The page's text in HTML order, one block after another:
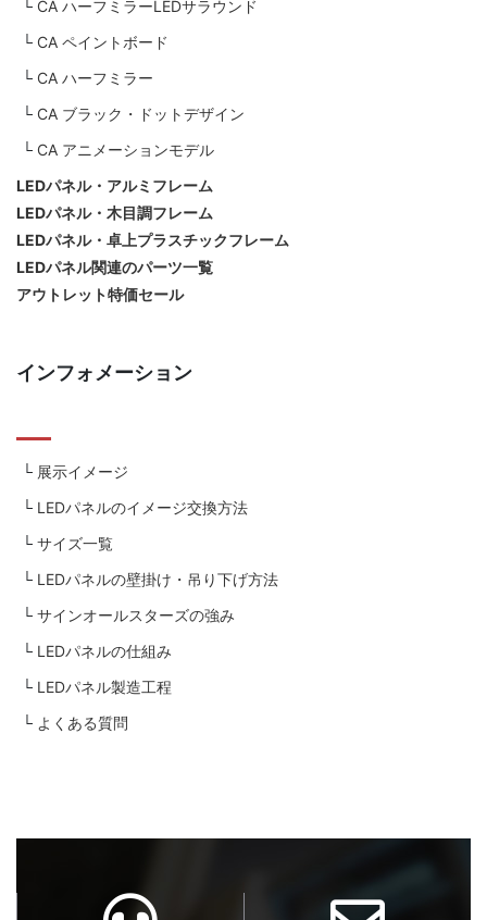
CA ハーフミラーLEDサラウンド
CA ペイントボード
CA ハーフミラー
CA ブラック・ドットデザイン
CA アニメーションモデル
LEDパネル・アルミフレーム
LEDパネル・木目調フレーム
LEDパネル・卓上プラスチックフレーム
LEDパネル関連のパーツ一覧
アウトレット特価セール
インフォメーション
展示イメージ
LEDパネルのイメージ交換方法
サイズ一覧
LEDパネルの壁掛け・吊り下げ方法
サインオールスターズの強み
LEDパネルの仕組み
LEDパネル製造工程
よくある質問